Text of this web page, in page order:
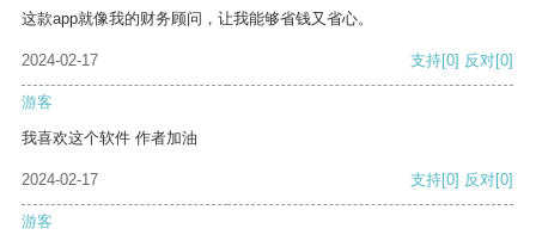
这款app就像我的财务顾问，让我能够省钱又省心。
2024-02-17 支持[0] 反对[0]
游客
我喜欢这个软件 作者加油
2024-02-17 支持[0] 反对[0]
游客